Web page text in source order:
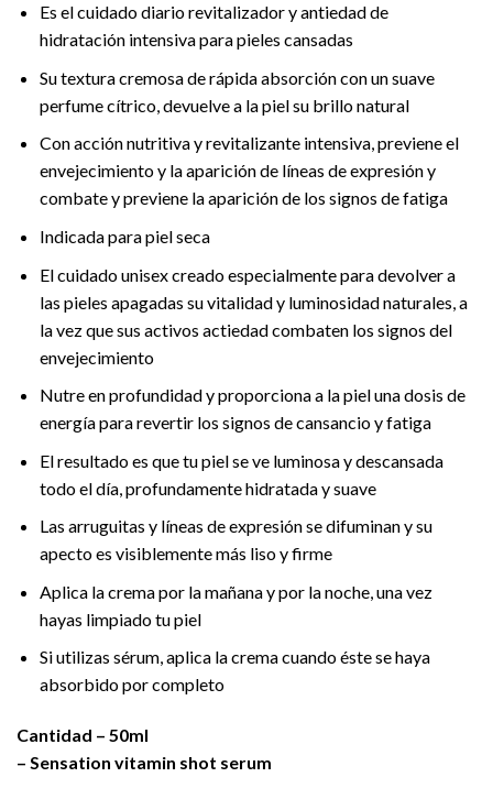
Es el cuidado diario revitalizador y antiedad de
hidratación intensiva para pieles cansadas
Su textura cremosa de rápida absorción con un suave
perfume cítrico, devuelve a la piel su brillo natural
Con acción nutritiva y revitalizante intensiva, previene el
envejecimiento y la aparición de líneas de expresión y
combate y previene la aparición de los signos de fatiga
Indicada para piel seca
El cuidado unisex creado especialmente para devolver a
las pieles apagadas su vitalidad y luminosidad naturales, a
la vez que sus activos actiedad combaten los signos del
envejecimiento
Nutre en profundidad y proporciona a la piel una dosis de
energía para revertir los signos de cansancio y fatiga
El resultado es que tu piel se ve luminosa y descansada
todo el día, profundamente hidratada y suave
Las arruguitas y líneas de expresión se difuminan y su
apecto es visiblemente más liso y firme
Aplica la crema por la mañana y por la noche, una vez
hayas limpiado tu piel
Si utilizas sérum, aplica la crema cuando éste se haya
absorbido por completo
Cantidad – 50ml
– Sensation vitamin shot serum